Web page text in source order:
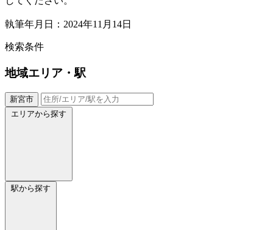
執筆年月日：2024年11月14日
検索条件
地域エリア・駅
新宮市
エリアから探す
駅から探す